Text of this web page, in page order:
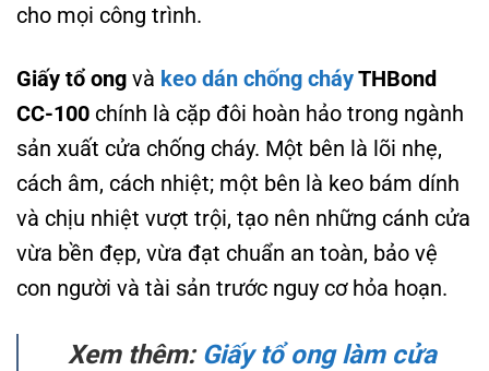
cho mọi công trình.
Giấy tổ ong và keo dán chống cháyTHBond
CC-100 chính là cặp đôi hoàn hảo trong ngành
sản xuất cửa chống cháy. Một bên là lõi nhẹ,
cách âm, cách nhiệt; một bên là keo bám dính
và chịu nhiệt vượt trội, tạo nên những cánh cửa
vừa bền đẹp, vừa đạt chuẩn an toàn, bảo vệ
con người và tài sản trước nguy cơ hỏa hoạn.
Xem thêm: Giấy tổ ong làm cửa